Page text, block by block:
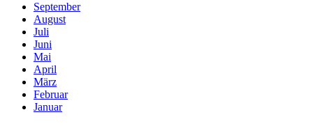
September
August
Juli
Juni
Mai
April
März
Februar
Januar